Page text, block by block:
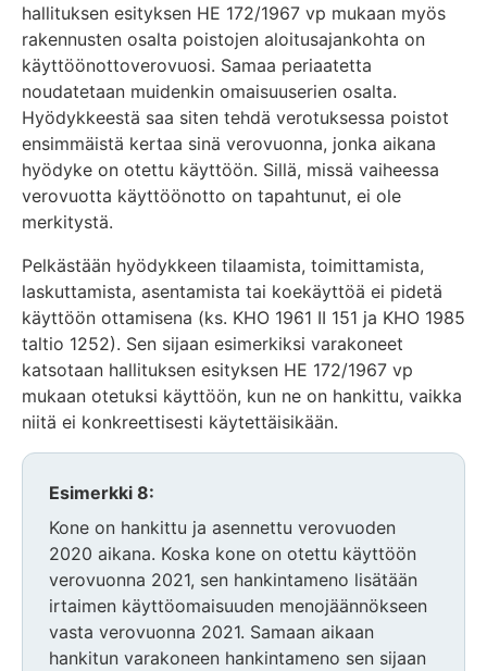
hallituksen esityksen HE 172/1967 vp mukaan myös
rakennusten osalta poistojen aloitusajankohta on
käyttöönottoverovuosi. Samaa periaatetta
noudatetaan muidenkin omaisuuserien osalta.
Hyödykkeestä saa siten tehdä verotuksessa poistot
ensimmäistä kertaa sinä verovuonna, jonka aikana
hyödyke on otettu käyttöön. Sillä, missä vaiheessa
verovuotta käyttöönotto on tapahtunut, ei ole
merkitystä.
Pelkästään hyödykkeen tilaamista, toimittamista,
laskuttamista, asentamista tai koekäyttöä ei pidetä
käyttöön ottamisena (ks. KHO 1961 II 151 ja KHO 1985
taltio 1252). Sen sijaan esimerkiksi varakoneet
katsotaan hallituksen esityksen HE 172/1967 vp
mukaan otetuksi käyttöön, kun ne on hankittu, vaikka
niitä ei konkreettisesti käytettäisikään.
Esimerkki 8:
Kone on hankittu ja asennettu verovuoden
2020 aikana. Koska kone on otettu käyttöön
verovuonna 2021, sen hankintameno lisätään
irtaimen käyttöomaisuuden menojäännökseen
vasta verovuonna 2021. Samaan aikaan
hankitun varakoneen hankintameno sen sijaan